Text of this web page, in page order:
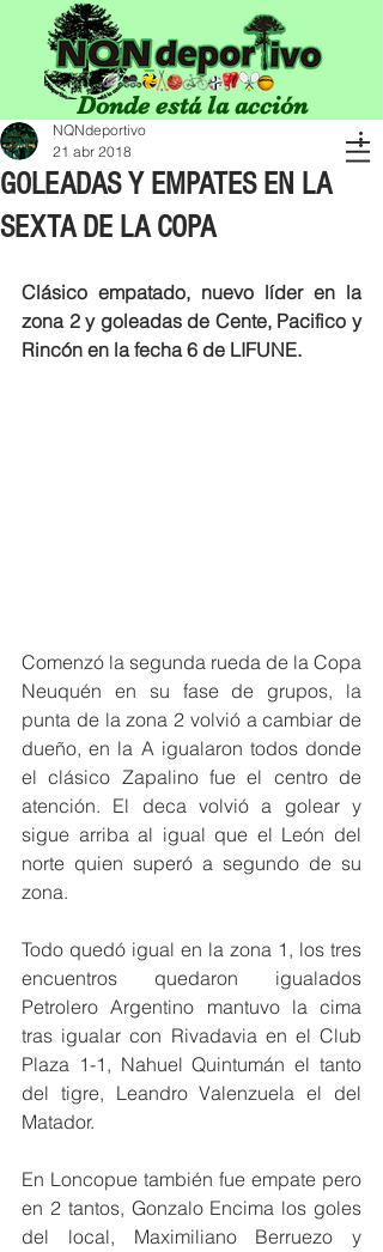
Donde está la acción
GOLEADAS Y EMPATES EN LA
SEXTA DE LA COPA
NQNdeportivo
21 abr 2018
Clásico empatado, nuevo líder en la
zona 2 y goleadas de Cente, Pacifico y
Rincón en la fecha 6 de LIFUNE.
Comenzó la segunda rueda de la Copa
Neuquén en su fase de grupos, la
punta de la zona 2 volvió a cambiar de
dueño, en la A igualaron todos donde
el clásico Zapalino fue el centro de
atención. El deca volvió a golear y
sigue arriba al igual que el León del
norte quien superó a segundo de su
zona.
Todo quedó igual en la zona 1, los tres
encuentros quedaron igualados
Petrolero Argentino mantuvo la cima
tras igualar con Rivadavia en el Club
Plaza 1-1, Nahuel Quintumán el tanto
del tigre, Leandro Valenzuela el del
Matador.
En Loncopue también fue empate pero
en 2 tantos, Gonzalo Encima los goles
del local, Maximiliano Berruezo y